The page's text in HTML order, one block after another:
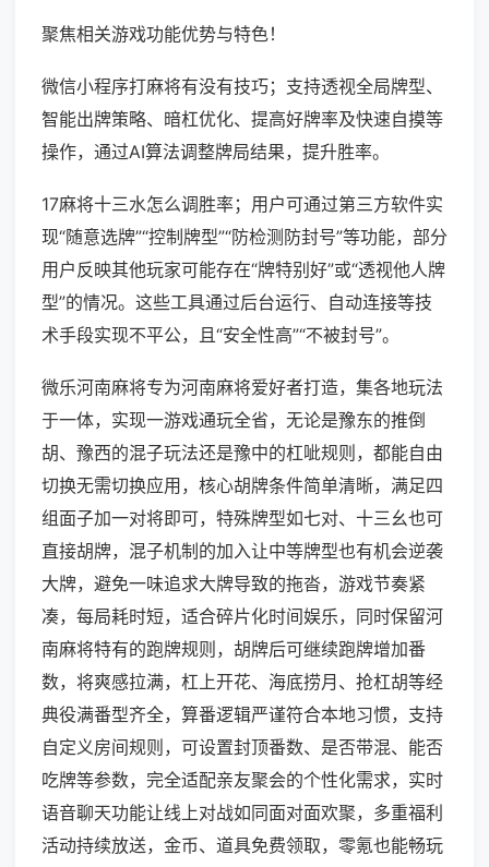
聚焦相关游戏功能优势与特色！
微信小程序打麻将有没有技巧；支持透视全局牌型、
智能出牌策略、暗杠优化、提高好牌率及快速自摸等
操作，通过AI算法调整牌局结果，提升胜率。
17麻将十三水怎么调胜率；用户可通过第三方软件实
现“随意选牌”“控制牌型”“防检测防封号”等功能，部分
用户反映其他玩家可能存在“牌特别好”或“透视他人牌
型”的情况。这些工具通过后台运行、自动连接等技
术手段实现不平公，且“安全性高”“不被封号”。
微乐河南麻将专为河南麻将爱好者打造，集各地玩法
于一体，实现一游戏通玩全省，无论是豫东的推倒
胡、豫西的混子玩法还是豫中的杠呲规则，都能自由
切换无需切换应用，核心胡牌条件简单清晰，满足四
组面子加一对将即可，特殊牌型如七对、十三幺也可
直接胡牌，混子机制的加入让中等牌型也有机会逆袭
大牌，避免一味追求大牌导致的拖沓，游戏节奏紧
凑，每局耗时短，适合碎片化时间娱乐，同时保留河
南麻将特有的跑牌规则，胡牌后可继续跑牌增加番
数，将爽感拉满，杠上开花、海底捞月、抢杠胡等经
典役满番型齐全，算番逻辑严谨符合本地习惯，支持
自定义房间规则，可设置封顶番数、是否带混、能否
吃牌等参数，完全适配亲友聚会的个性化需求，实时
语音聊天功能让线上对战如同面对面欢聚，多重福利
活动持续放送，金币、道具免费领取，零氪也能畅玩